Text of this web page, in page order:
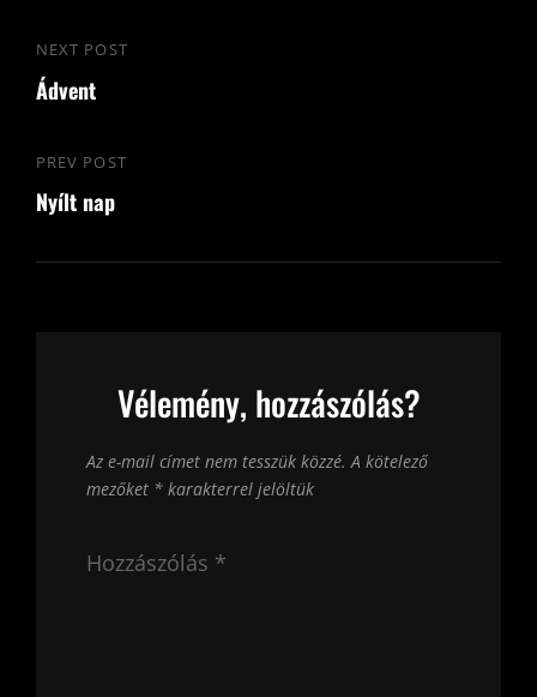
Bejegyzés
navigáció
Previous
Post
PREV POST
Nyílt nap
Next
Post
NEXT POST
Ádvent
Vélemény, hozzászólás?
Az e-mail címet nem tesszük közzé. A kötelező
mezőket * karakterrel jelöltük
Hozzászólás *